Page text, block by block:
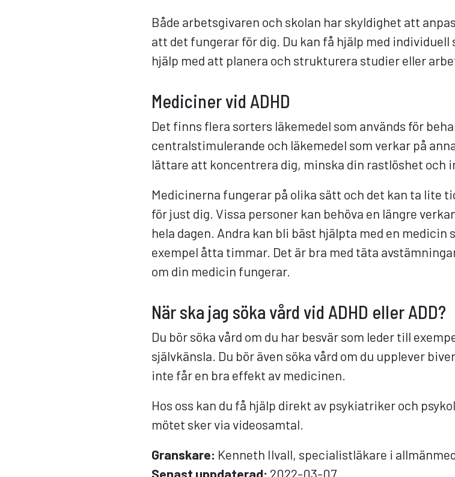
Både arbetsgivaren och skolan har skyldighet att
att det fungerar för dig. Du kan få hjälp med
hjälp med att planera och strukturera studier eller
Mediciner vid ADHD
Det finns flera sorters läkemedel som används för
centralstimulerande och läkemedel som verkar på
lättare att koncentrera dig, minska din rastlöshet och
Medicinerna fungerar på olika sätt och det kan ta lite
för just dig. Vissa personer kan behöva en längre
hela dagen. Andra kan bli bäst hjälpta med en
exempel åtta timmar. Det är bra med täta
om din medicin fungerar.
När ska jag söka vård vid ADHD eller ADD?
Du bör söka vård om du har besvär som leder till
självkänsla. Du bör även söka vård om du upplever
inte får en bra effekt av medicinen.
Hos oss kan du få hjälp direkt av psykiatriker och
mötet sker via videosamtal.
Granskare: Kenneth Ilvall, specialistläkare i
Senast uppdaterad: 2022-03-07